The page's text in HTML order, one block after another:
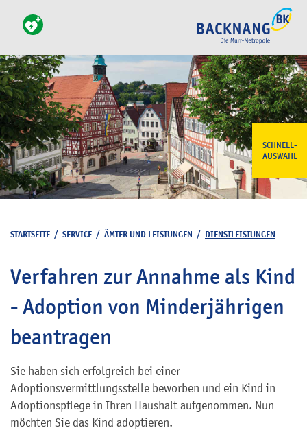
SCHNELL-
AUSWAHL
STARTSEITE / SERVICE / ÄMTER UND LEISTUNGEN / DIENSTLEISTUNGEN
Verfahren zur Annahme als Kind
- Adoption von Minderjährigen
beantragen
Sie haben sich erfolgreich bei einer
Adoptionsvermittlungsstelle beworben und ein Kind in
Adoptionspflege in Ihren Haushalt aufgenommen. Nun
möchten Sie das Kind adoptieren.